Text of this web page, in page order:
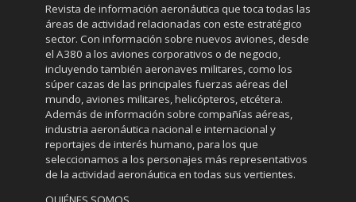
Revista de información aeronáutica que toca todas las
áreas de actividad relacionadas con este estratégico
sector. Con información sobre nuevos aviones, desde
el A380 a los aviones corporativos o de negocio,
incluyendo también aeronaves militares, como los
súper cazas de las principales fuerzas aéreas del
mundo, aviones militares, helicópteros, etcétera.
Además de información sobre compañías aéreas,
industria aeronáutica nacional e internacional y
reportajes de interés humano, para los que
seleccionamos a los personajes más representativos
de la actividad aeronáutica en todas sus vertientes.